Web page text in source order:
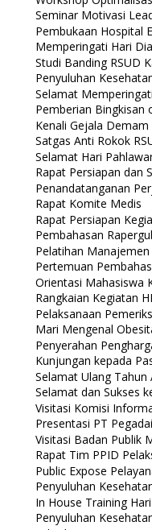
Seminar Motivasi
Pembukaan Hospital
Memperingati Hari
Studi Banding RSUD
Penyuluhan
Selamat
Pemberian Bingkisan
Kenali Gejala
Satgas Anti Rokok
Selamat Hari
Rapat Persiapan dan
Penandatanganan
Rapat Komite Medis
Rapat Persiapan
Pembahasan
Pelatihan Manajemen
Pertemuan
Orientasi Mahasiswa
Rangkaian Kegiatan
Pelaksanaan
Mari Mengenal
Penyerahan
Kunjungan kepada
Selamat Ulang Tahun
Selamat dan Sukses
Visitasi Komisi
Presentasi PT
Visitasi Badan Publik
Rapat Tim PPID
Public Expose
Penyuluhan
In House Training
Penyuluhan